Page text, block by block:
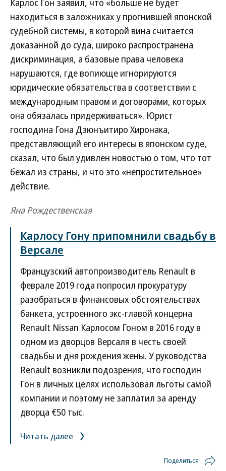
Карлос Гон заявил, что «больше не будет
находиться в заложниках у прогнившей японской
судебной системы, в которой вина считается
доказанной до суда, широко распространена
дискриминация, а базовые права человека
нарушаются, где вопиюще игнорируются
юридические обязательства в соответствии с
международным правом и договорами, которых
она обязалась придерживаться». Юрист
господина Гона Дзюнъитиро Хиронака,
представляющий его интересы в японском суде,
сказал, что был удивлен новостью о том, что тот
бежал из страны, и что это «непростительное»
действие.
Яна Рождественская
Карлосу Гону припомнили свадьбу в
Версале
Французский автопроизводитель Renault в
феврале 2019 года попросил прокуратуру
разобраться в финансовых обстоятельствах
банкета, устроенного экс-главой концерна
Renault Nissan Карлосом Гоном в 2016 году в
одном из дворцов Версаля в честь своей
свадьбы и дня рождения жены. У руководства
Renault возникли подозрения, что господин
Гон в личных целях использовал льготы самой
компании и поэтому не заплатил за аренду
дворца €50 тыс.
Читать далее
Поделиться